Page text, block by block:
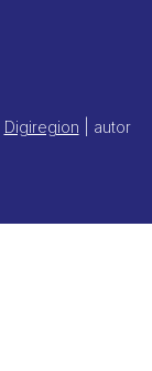
Digiregion | autor